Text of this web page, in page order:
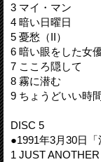
3 マイ・マン
4 暗い日曜日
5 憂愁（II）
6 暗い眼をした女
7 こころ隠して
8 霧に潜む
9 ちょうどいい時
DISC 5
●1991年3月30日
1 JUST